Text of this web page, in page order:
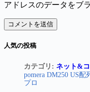
アドレスのデータをブ
コメントを送信
人気の投稿
pomera DM250 US
プロ
カテゴリ: ネット&